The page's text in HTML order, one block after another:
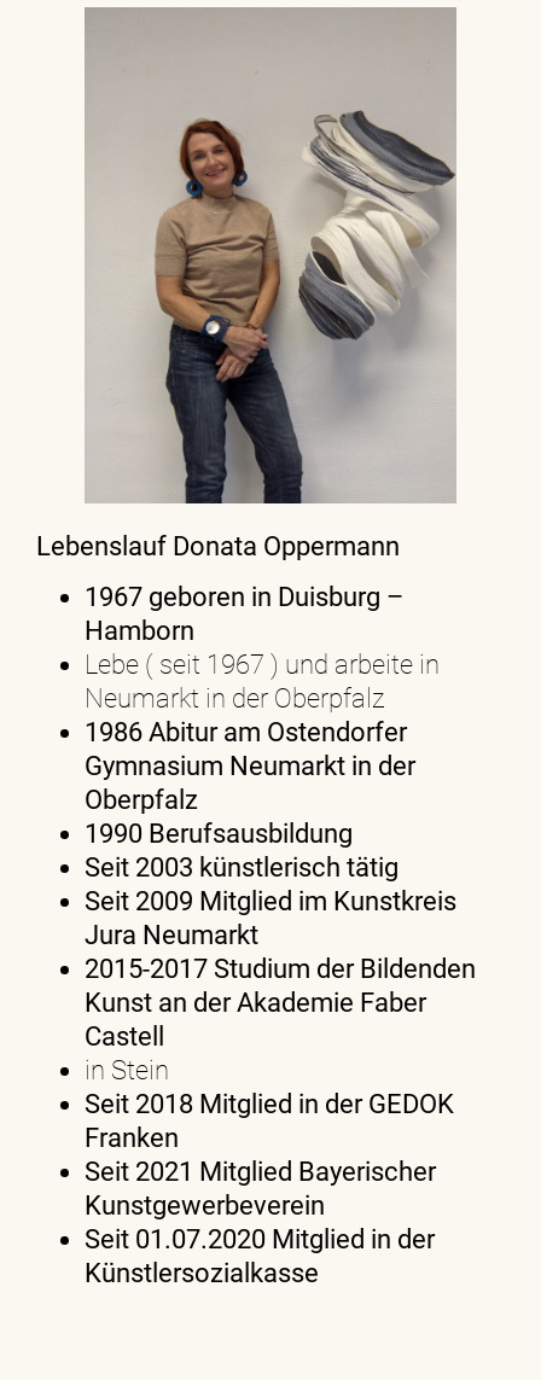
Lebenslauf Donata Oppermann
1967 geboren in Duisburg –
Hamborn
Lebe ( seit 1967 ) und arbeite in
Neumarkt in der Oberpfalz
1986 Abitur am Ostendorfer
Gymnasium Neumarkt in der
Oberpfalz
1990 Berufsausbildung
Seit 2003 künstlerisch tätig
Seit 2009 Mitglied im Kunstkreis
Jura Neumarkt
2015-2017 Studium der Bildenden
Kunst an der Akademie Faber
Castell
in Stein
Seit 2018 Mitglied in der GEDOK
Franken
Seit 2021 Mitglied Bayerischer
Kunstgewerbeverein
Seit 01.07.2020 Mitglied in der
Künstlersozialkasse